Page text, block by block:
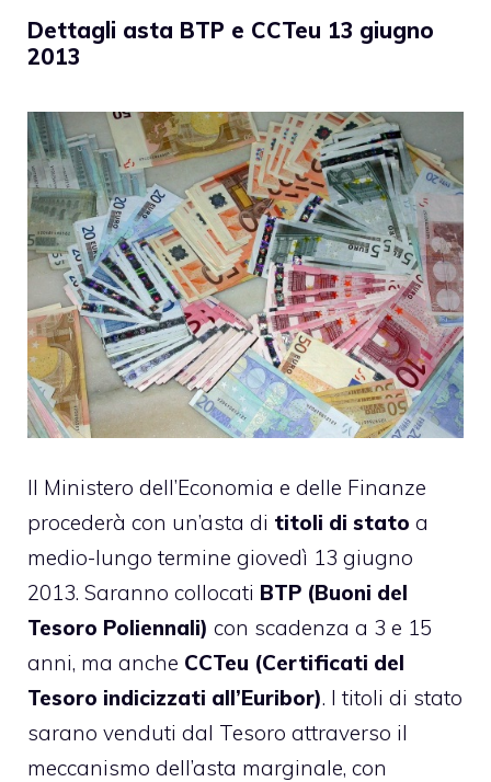
Dettagli asta BTP e CCTeu 13 giugno
2013
Il Ministero dell’Economia e delle Finanze
procederà con un’asta di titoli di stato a
medio-lungo termine giovedì 13 giugno
2013. Saranno collocati BTP (Buoni del
Tesoro Poliennali) con scadenza a 3 e 15
anni, ma anche CCTeu (Certificati del
Tesoro indicizzati all’Euribor). I titoli di stato
sarano venduti dal Tesoro attraverso il
meccanismo dell’asta marginale, con